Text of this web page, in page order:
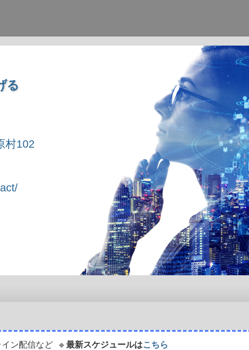
る
村102
ン配信など 🔹 最新スケジュールはこちら